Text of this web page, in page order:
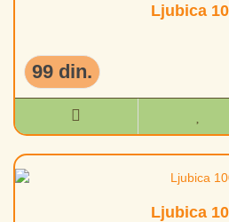
Ljubica
99 din.
Ljubica